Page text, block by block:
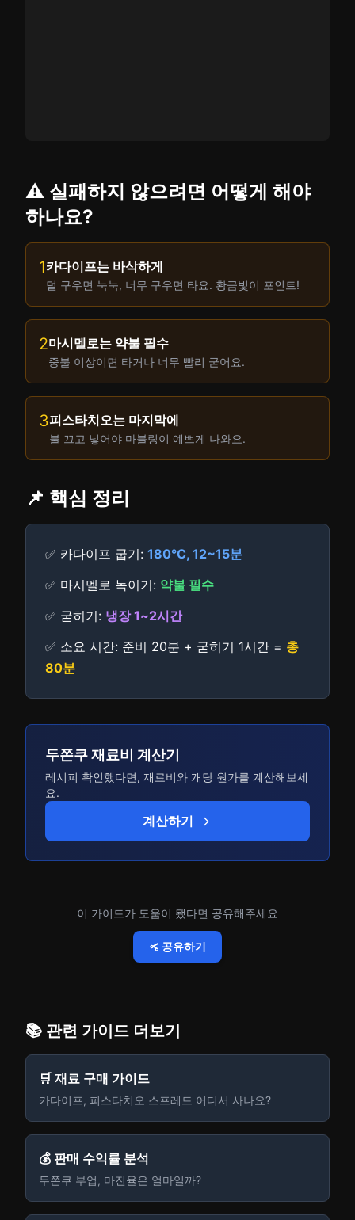
⚠️ 실패하지 않으려면 어떻게 해야
하나요?
1카다이프는 바삭하게
덜 구우면 눅눅, 너무 구우면 타요. 황금빛이 포인트!
2마시멜로는 약불 필수
중불 이상이면 타거나 너무 빨리 굳어요.
3피스타치오는 마지막에
불 끄고 넣어야 마블링이 예쁘게 나와요.
📌 핵심 정리
✅ 카다이프 굽기: 180°C, 12~15분
✅ 마시멜로 녹이기: 약불 필수
✅ 굳히기: 냉장 1~2시간
✅ 소요 시간: 준비 20분 + 굳히기 1시간 = 총
80분
두쫀쿠 재료비 계산기
레시피 확인했다면, 재료비와 개당 원가를 계산해보세
요.
계산하기
이 가이드가 도움이 됐다면 공유해주세요
공유하기
📚 관련 가이드 더보기
🛒 재료 구매 가이드
카다이프, 피스타치오 스프레드 어디서 사나요?
💰 판매 수익률 분석
두쫀쿠 부업, 마진율은 얼마일까?